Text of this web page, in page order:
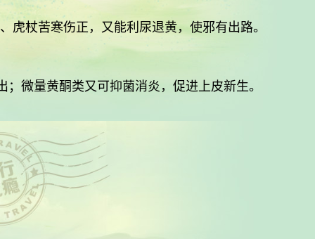
虎杖苦寒伤正，又能利尿退黄，使邪有出路。
微量黄酮类又可抑菌消炎，促进上皮新生。